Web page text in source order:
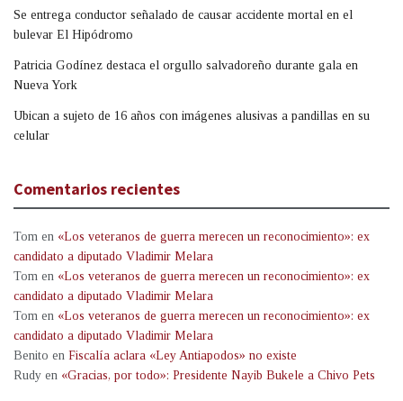
Se entrega conductor señalado de causar accidente mortal en el
bulevar El Hipódromo
Patricia Godínez destaca el orgullo salvadoreño durante gala en
Nueva York
Ubican a sujeto de 16 años con imágenes alusivas a pandillas en su
celular
Comentarios recientes
Tom en «Los veteranos de guerra merecen un reconocimiento»: ex
candidato a diputado Vladimir Melara
Tom en «Los veteranos de guerra merecen un reconocimiento»: ex
candidato a diputado Vladimir Melara
Tom en «Los veteranos de guerra merecen un reconocimiento»: ex
candidato a diputado Vladimir Melara
Benito en Fiscalía aclara «Ley Antiapodos» no existe
Rudy en «Gracias, por todo»: Presidente Nayib Bukele a Chivo Pets